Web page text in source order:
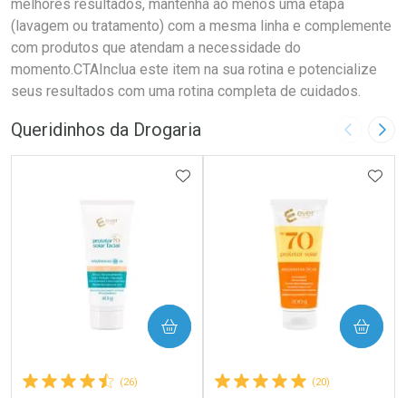
melhores resultados, mantenha ao menos uma etapa
(lavagem ou tratamento) com a mesma linha e complemente
com produtos que atendam a necessidade do
momento.CTAInclua este item na sua rotina e potencialize
seus resultados com uma rotina completa de cuidados.
Queridinhos da Drogaria Imagem
(26)
ADICIONAR AOS FAVORITOS
COMPRAR
(20)
COMPRAR